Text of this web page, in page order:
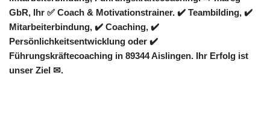
GbR, Ihr ✅ Coach & Motivationstrainer. ✔️ Teambilding, ✔️
Mitarbeiterbindung, ✔️ Coaching, ✔️
Persönlichkeitsentwicklung oder ✔️
Führungskräftecoaching in 89344 Aislingen. Ihr Erfolg ist
unser Ziel ✉.